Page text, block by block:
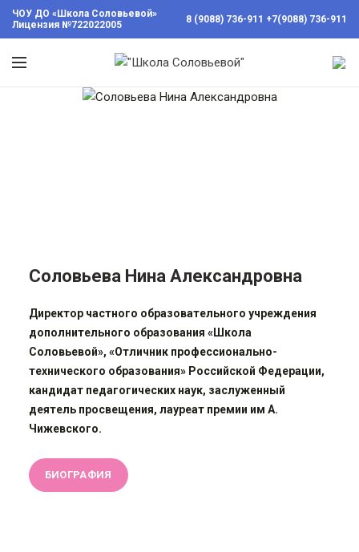
ЧОУ ДО «Школа Соловьевой»
Лицензия №722022005
8 (9088) 736-911 +7(9088) 736-911
Соловьева Нина Александровна
Директор частного образовательного учреждения
дополнительного образования «Школа
Соловьевой», «Отличник профессионально-
технического образования» Российской Федерации,
кандидат педагогических наук, заслуженный
деятель просвещения, лауреат премии им А.
Чижевского.
БИОГРАФИЯ